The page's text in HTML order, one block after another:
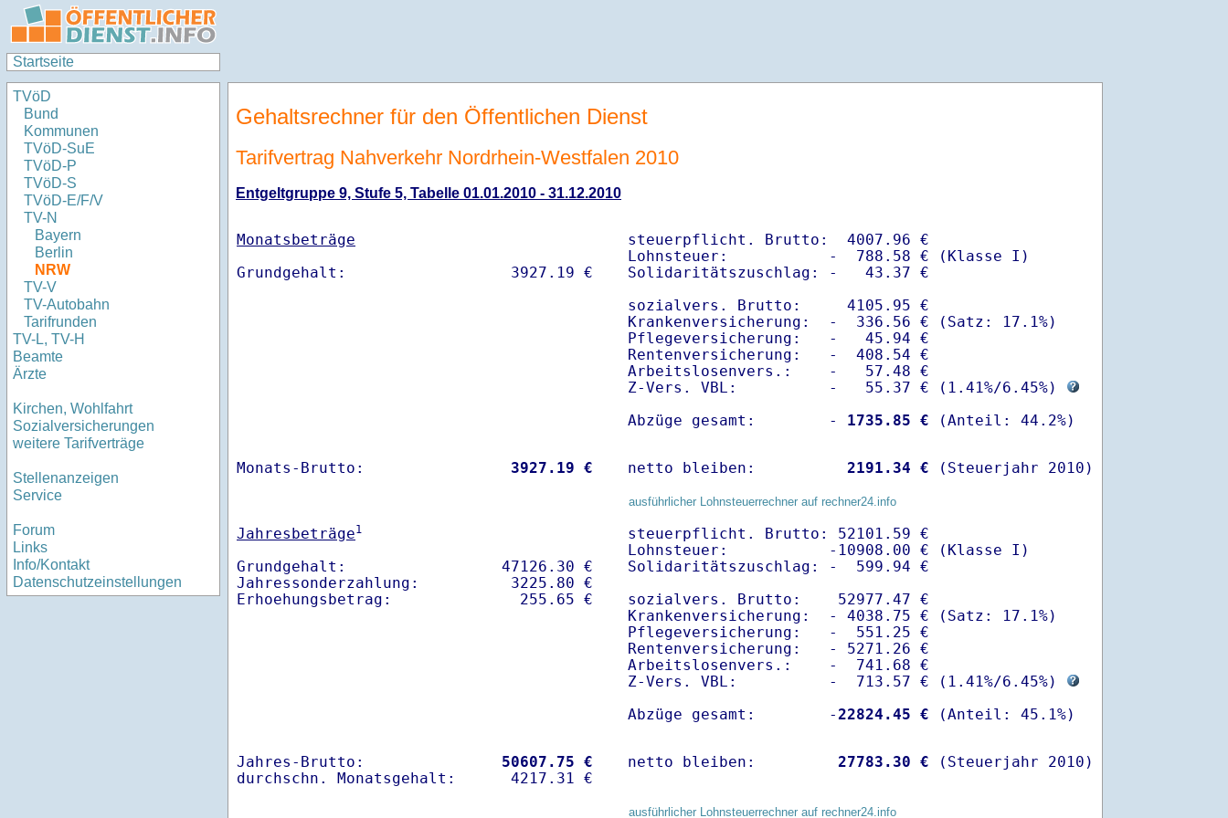
Startseite
TVöD
Bund
Kommunen
TVöD-SuE
TVöD-P
TVöD-S
TVöD-E/F/V
TV-N
Bayern
Berlin
NRW
TV-V
TV-Autobahn
Tarifrunden
TV-L, TV-H
Beamte
Ärzte
Kirchen, Wohlfahrt
Sozialversicherungen
weitere Tarifverträge
Stellenanzeigen
Service
Forum
Links
Info/Kontakt
Datenschutzeinstellungen
Gehaltsrechner für den Öffentlichen Dienst
Tarifvertrag Nahverkehr Nordrhein-Westfalen 2010
Entgeltgruppe 9, Stufe 5, Tabelle 01.01.2010 - 31.12.2010
Monatsbeträge
steuerpflicht. Brutto:  4007.96 €
Lohnsteuer:           -  788.58 € (Klasse I)
Solidaritätszuschlag: -   43.37 €
sozialvers. Brutto:     4105.95 €
Krankenversicherung:  -  336.56 € (Satz: 17.1%)
Pflegeversicherung:   -   45.94 €
Rentenversicherung:   -  408.54 €
Arbeitslosenvers.:    -   57.48 €
Z-Vers. VBL:          -   55.37 € ( 1.41%/6.45%)
Abzüge gesamt:        -
1735.85 €
Monats-Brutto: 3927.19 € netto bleiben: 2191.34 € (Steuerjahr 2010)
ausführlicher Lohnsteuerrechner auf rechner24.info
Jahresbeträge1
Grundgehalt:                 47126.30 €
Jahressonderzahlung:          3225.80 €
steuerpflicht. Brutto: 52101.59 €
Lohnsteuer:           -10908.00 € (Klasse I)
Solidaritätszuschlag: -  599.94 €
sozialvers. Brutto:    52977.47 €
Krankenversicherung:  - 4038.75 € (Satz: 17.1%)
Pflegeversicherung:   -  551.25 €
Rentenversicherung:   - 5271.26 €
Arbeitslosenvers.:    -  741.68 €
Z-Vers. VBL:          -  713.57 € ( 1.41%/6.45%)
Abzüge gesamt:        -22824.45 €
Jahres-Brutto: 50607.75 €
netto bleiben: 27783.30 € (Steuerjahr 2010)
ausführlicher Lohnsteuerrechner auf rechner24.info